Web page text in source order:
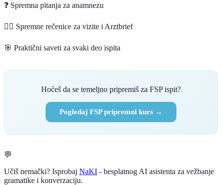
❓ Spremna pitanja za anamnezu
👨‍⚕️ Spremne rečenice za vizite i Arztbrief
🎯 Praktični saveti za svaki deo ispita
Hoćeš da se temeljno pripremiš za FSP ispit?
Pogledaj FSP pripremni kurs →
💬
Učiš nemački? Isprobaj NaKI - besplatnog AI asistenta za vežbanje
gramatike i konverzaciju.